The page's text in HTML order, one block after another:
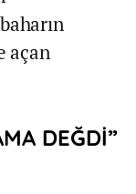
açan
DEĞDİ”